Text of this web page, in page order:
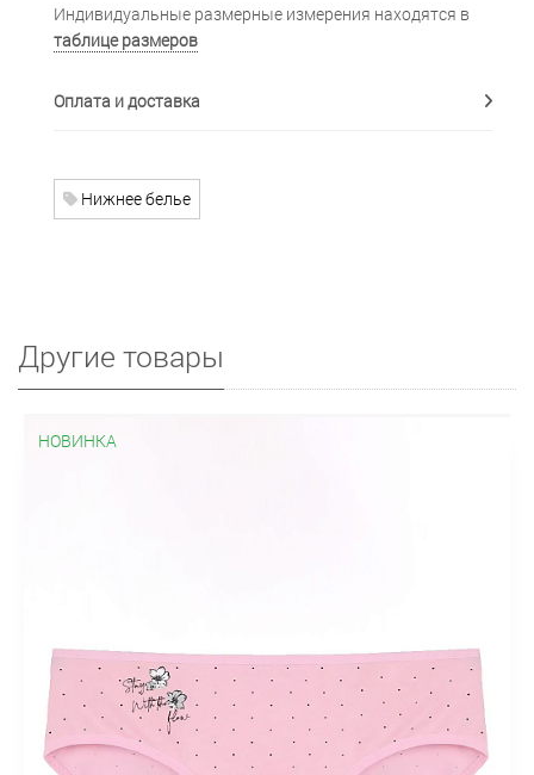
Индивидуальные размерные измерения находятся в
таблице размеров
Оплата и доставка
Нижнее белье
Другие товары
НОВИНКА